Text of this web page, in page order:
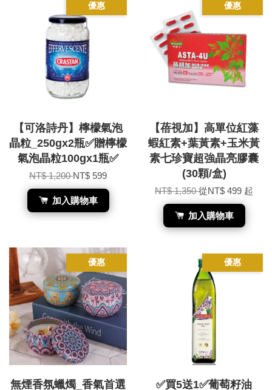
優惠
【可洛詩丹】檸檬氣泡
晶粒_250gx2瓶✅贈檸檬
氣泡晶粒100gx1瓶✅
NT$ 1,200NT$ 599
加入購物車
優惠
【蓓視加】高單位紅藻
蝦紅素+葉黃素+玉米黃
素七珍寶超強晶亮膠囊
(30顆/盒)
NT$ 1,350從NT$ 499 起
加入購物車
優惠
無煙香氛蠟燭_香氣首選
優惠
✅買5送1✅葡萄籽油